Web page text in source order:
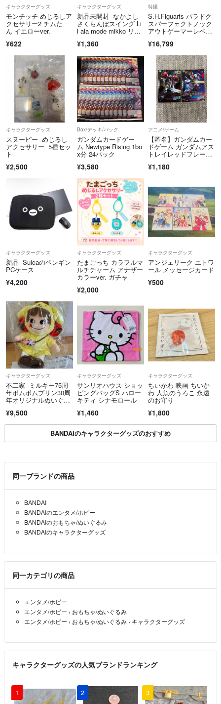
キャラクターグッズ
モンチッチ めじるしア
クセサリー2 チムた
ん イエローver.
¥622
キャラクターグッズ
新品未開封 なかよし
さくらんぼスイング Li
l ala mode mikko リル
ース ガチャ
¥1,360
特撮
S.H.Figuarts パラドク
スパーフェクトノック
アウトゲーマーレベル
¥16,799
キャラクターグッズ
スヌーピー めじるし
アクセサリー 5種セッ
ト
¥2,500
Box/デッキ/パック
ガンダムカードゲー
ム Newtype Rising 1bo
x分 24パック
¥3,580
アニメ/ゲーム
【匿名】ガンダムカー
ドゲーム ガンダムアス
トレイレッドフレー
セット
¥1,180
キャラクターグッズ
新品 Suicaのペンギン
PCケース
¥4,200
キャラクターグッズ
たまごっち カラフルマ
ルチチャーム アナザー
カラーver. ガチャ
¥2,000
キャラクターグッズ
アンジェリーク エトワ
ール メッセージカード
¥500
キャラクターグッズ
不二家 ミルキー75周
年ポムポムプリン30周
年オリジナルぬいぐる
コちゃんぬいぐるみ
¥9,500
キャラクターグッズ
サンリオハウス ショッ
ピングバッグS ハロー
キティ シナモロール
¥1,460
キャラクターグッズ
ちいかわ 映画 ちいか
わ 人魚のうろこ 永遠
のお守り
¥1,800
BANDAIのキャラクターグッズのおすすめ
同一ブランドの商品
BANDAI
BANDAIのエンタメ/ホビー
BANDAIのおもちゃ/ぬいぐるみ
BANDAIのキャラクターグッズ
同一カテゴリの商品
エンタメ/ホビー
エンタメ/ホビー › おもちゃ/ぬいぐるみ
エンタメ/ホビー › おもちゃ/ぬいぐるみ › キャラクターグッズ
キャラクターグッズの人気ブランドランキング
1 2 3